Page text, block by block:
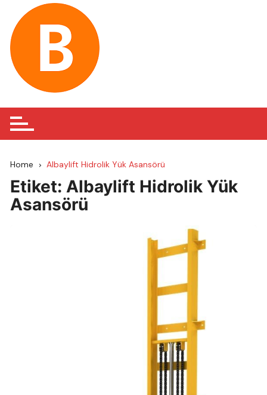
content
Home Albaylift Hidrolik Yük Asansörü
Etiket:Albaylift Hidrolik Yük
Asansörü